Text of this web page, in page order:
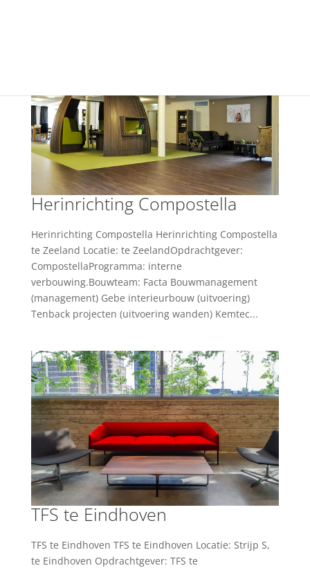
Herinrichting Compostella
Herinrichting Compostella Herinrichting Compostella
te Zeeland Locatie: te ZeelandOpdrachtgever:
CompostellaProgramma: interne
verbouwing.Bouwteam: Facta Bouwmanagement
(management) Gebe interieurbouw (uitvoering)
Tenback projecten (uitvoering wanden) Kemtec...
TFS te Eindhoven
TFS te Eindhoven TFS te Eindhoven Locatie: Strijp S,
te Eindhoven Opdrachtgever: TFS te